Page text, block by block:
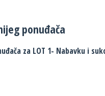
ponuđača
za LOT 1- Nabavku i